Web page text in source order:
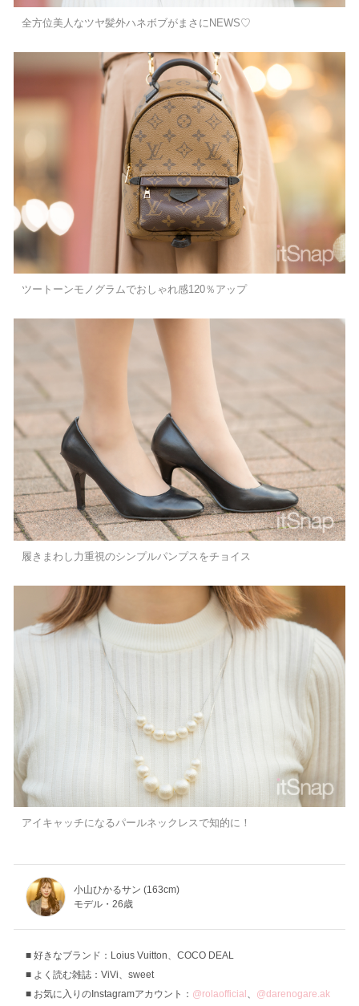
全方位美人なツヤ髪外ハネボブがまさにNEWS♡
ツートーンモノグラムでおしゃれ感120％アップ
履きまわし力重視のシンプルパンプスをチョイス
アイキャッチになるパールネックレスで知的に！
小山ひかるサン (163cm)
モデル・26歳
好きなブランド：Loius Vuitton、COCO DEAL
よく読む雑誌：ViVi、sweet
お気に入りのInstagramアカウント： @rolaofficial、 @darenogare.ak